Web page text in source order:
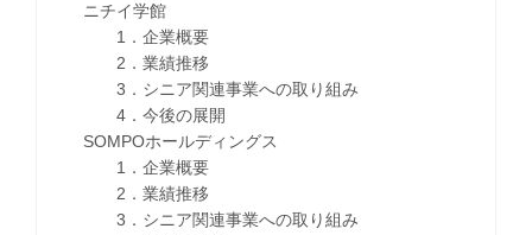
ニチイ学館
1．企業概要
2．業績推移
3．シニア関連事業への取り組み
4．今後の展開
SOMPOホールディングス
1．企業概要
2．業績推移
3．シニア関連事業への取り組み